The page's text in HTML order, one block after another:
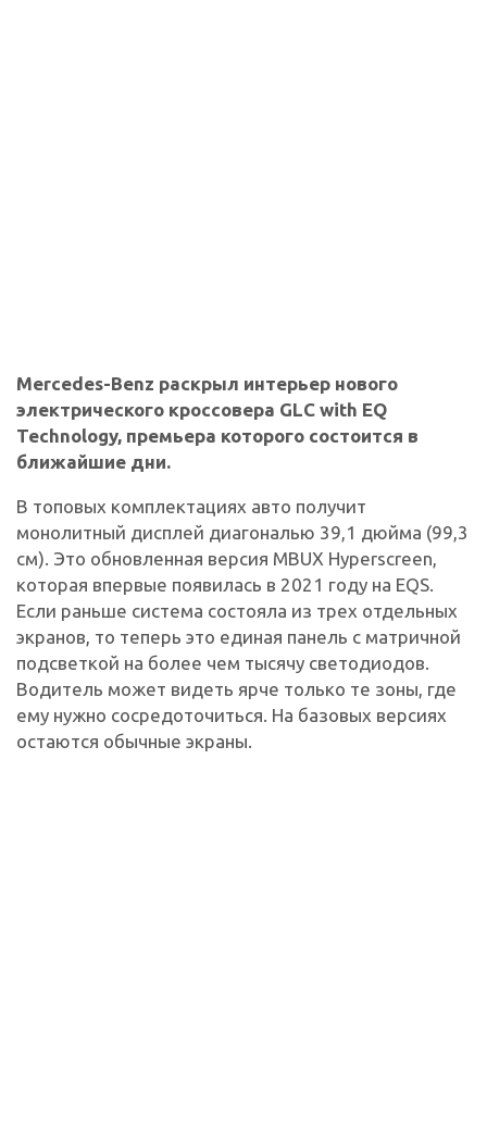
Mercedes-Benz раскрыл интерьер нового
электрического кроссовера GLC with EQ
Technology, премьера которого состоится в
ближайшие дни.
В топовых комплектациях авто получит
монолитный дисплей диагональю 39,1 дюйма (99,3
см). Это обновленная версия MBUX Hyperscreen,
которая впервые появилась в 2021 году на EQS.
Если раньше система состояла из трех отдельных
экранов, то теперь это единая панель с матричной
подсветкой на более чем тысячу светодиодов.
Водитель может видеть ярче только те зоны, где
ему нужно сосредоточиться. На базовых версиях
остаются обычные экраны.